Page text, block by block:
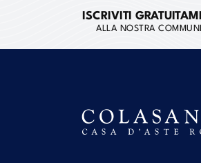
ISCRIVITI
ALLA NOSTRA